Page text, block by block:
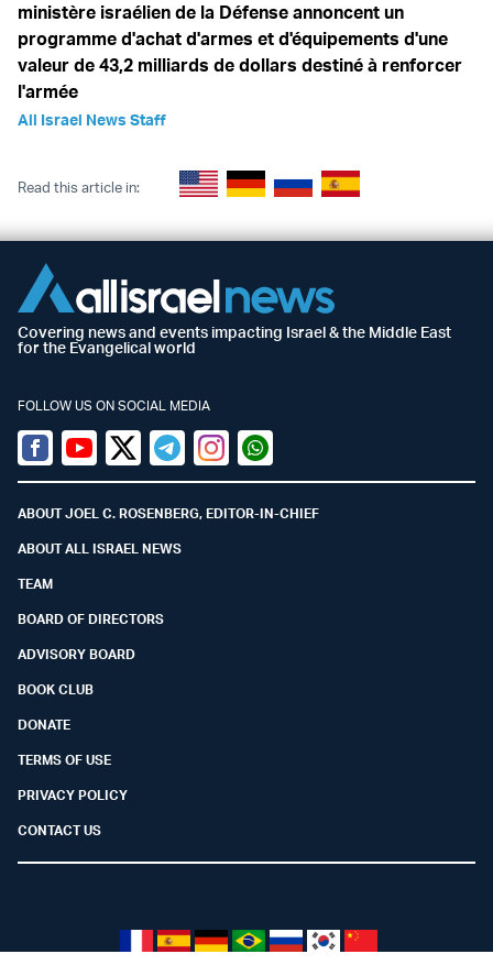
ministère israélien de la Défense annoncent un
programme d'achat d'armes et d'équipements d'une
valeur de 43,2 milliards de dollars destiné à renforcer
l'armée
All Israel News Staff
Read this article in:
Covering news and events impacting Israel & the Middle East
for the Evangelical world
FOLLOW US ON SOCIAL MEDIA
Facebook
YoutubeTwitter (X)
TelegramInstagramWhatsapp
ABOUT JOEL C. ROSENBERG, EDITOR-IN-CHIEF
ABOUT ALL ISRAEL NEWS
TEAM
BOARD OF DIRECTORS
ADVISORY BOARD
BOOK CLUB
DONATE
TERMS OF USE
PRIVACY POLICY
CONTACT US